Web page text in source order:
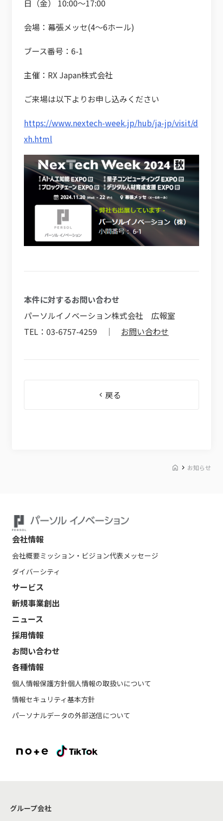
日（金） 10:00～17:00
会場：幕張メッセ(4～6ホール)
ブース番号：6-1
主催：RX Japan株式会社
ご来場は以下よりお申し込みください
https://www.nextech-week.jp/hub/ja-jp/visit/d
xh.html
本件に対するお問い合わせ
パーソルイノベーション株式会社 広報室
TEL：03-6757-4259 ｜ お問い合わせ
戻る
お知らせ
会社情報
会社概要ミッション・ビジョン代表メッセージ
ダイバーシティ
サービス
新規事業創出
ニュース
採用情報
お問い合わせ
各種情報
個人情報保護方針個人情報の取扱いについて
情報セキュリティ基本方針
パーソナルデータの外部送信について
グループ会社